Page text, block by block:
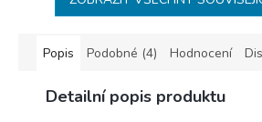
Popis Podobné (4) Hodnocení
Detailní popis produktu